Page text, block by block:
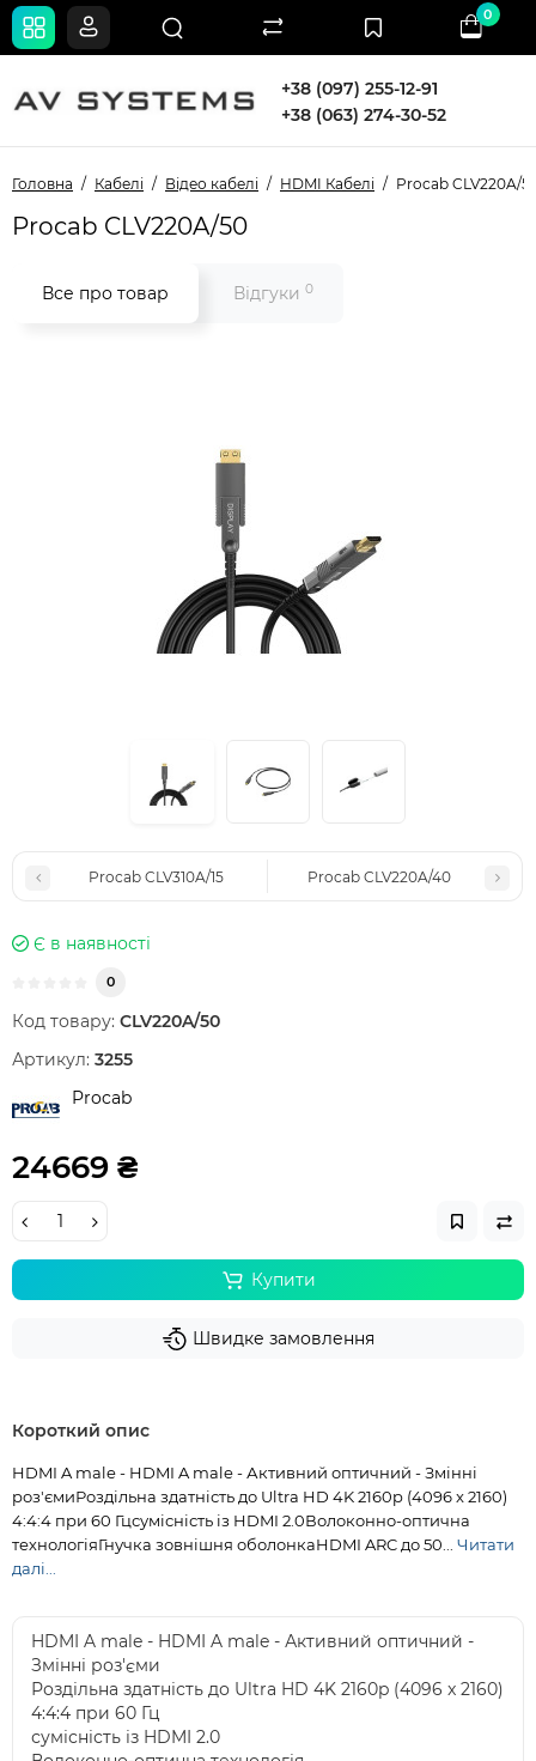
+38 (097) 255-12-91
+38 (063) 274-30-52
0
Головна Кабелі Відео кабелі HDMI Кабелі Procab CLV220A/
Procab CLV220A/50
Все про товар Відгуки 0
Procab CLV310A/15 Procab CLV220A/40
Є в наявності
0
Код товару: CLV220A/50
Артикул: 3255
Procab
24669 ₴
Купити
Швидке замовлення
Короткий опис
HDMI A male - HDMI A male - Активний оптичний - Змінні
роз'ємиРоздільна здатність до Ultra HD 4K 2160p (4096 x 2160)
4:4:4 при 60 Гцсумісність із HDMI 2.0Волоконно-оптична
технологіяГнучка зовнішня оболонкаHDMI ARC до 50... Читати
далі...
HDMI A male - HDMI A male - Активний оптичний -
Змінні роз'єми
Роздільна здатність до Ultra HD 4K 2160p (4096 x 2160)
4:4:4 при 60 Гц
сумісність із HDMI 2.0